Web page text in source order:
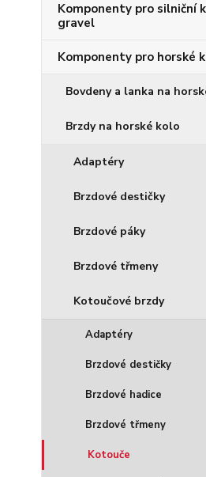
Komponenty pro silniční
gravel
Komponenty pro horské
Bovdeny a lanka na
Brzdy na horské kolo
Adaptéry
Brzdové destičky
Brzdové páky
Brzdové třmeny
Kotoučové brzdy
Adaptéry
Brzdové destičky
Brzdové hadice
Brzdové třmeny
Kotouče